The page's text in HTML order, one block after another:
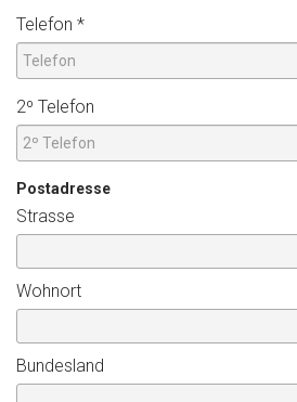
Telefon *
2º Telefon
Postadresse
Strasse
Wohnort
Bundesland